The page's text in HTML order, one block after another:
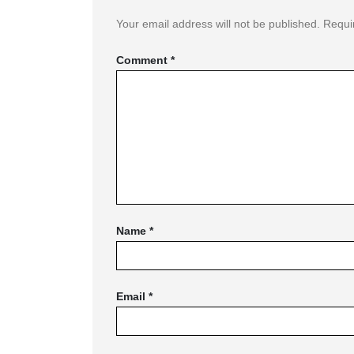
Your email address will not be published.
Comment *
Name *
Email *